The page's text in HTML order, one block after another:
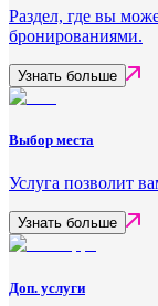
Раздел, где вы
бронированиями.
Узнать больше
Выбор места
Услуга позволит
Узнать больше
Доп. услуги